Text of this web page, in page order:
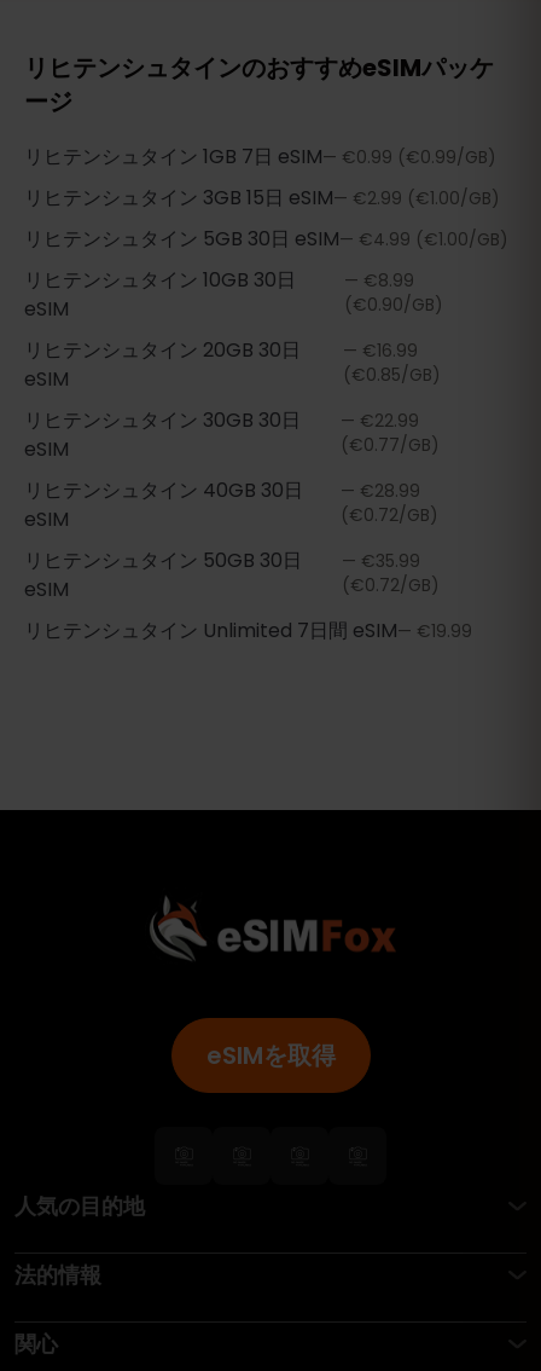
リヒテンシュタインのおすすめeSIMパッケ
ージ
リヒテンシュタイン 1GB 7日 eSIM— €0.99 (€0.99/GB)
リヒテンシュタイン 3GB 15日 eSIM— €2.99 (€1.00/GB)
リヒテンシュタイン 5GB 30日 eSIM— €4.99 (€1.00/GB)
リヒテンシュタイン 10GB 30日
eSIM
— €8.99
(€0.90/GB)
リヒテンシュタイン 20GB 30日
eSIM
— €16.99
(€0.85/GB)
リヒテンシュタイン 30GB 30日
eSIM
— €22.99
(€0.77/GB)
リヒテンシュタイン 40GB 30日
eSIM
— €28.99
(€0.72/GB)
リヒテンシュタイン 50GB 30日
eSIM
— €35.99
(€0.72/GB)
リヒテンシュタイン Unlimited 7日間 eSIM— €19.99
eSIMを取得
人気の目的地
法的情報
関心